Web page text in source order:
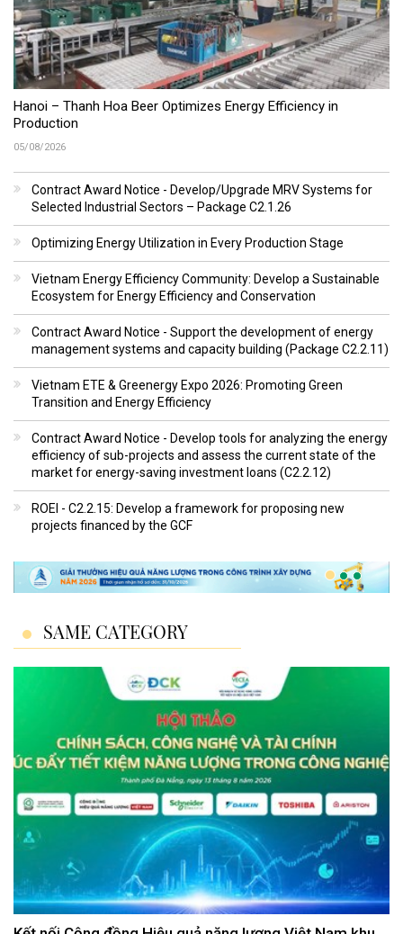
Hanoi – Thanh Hoa Beer Optimizes Energy Efficiency in
Production
05/08/2026
Contract Award Notice - Develop/Upgrade MRV Systems for
Selected Industrial Sectors – Package C2.1.26
Optimizing Energy Utilization in Every Production Stage
Vietnam Energy Efficiency Community: Develop a Sustainable
Ecosystem for Energy Efficiency and Conservation
Contract Award Notice - Support the development of energy
management systems and capacity building (Package C2.2.11)
Vietnam ETE & Greenergy Expo 2026: Promoting Green
Transition and Energy Efficiency
Contract Award Notice - Develop tools for analyzing the energy
efficiency of sub-projects and assess the current state of the
market for energy-saving investment loans (C2.2.12)
ROEI - C2.2.15: Develop a framework for proposing new
projects financed by the GCF
SAME CATEGORY